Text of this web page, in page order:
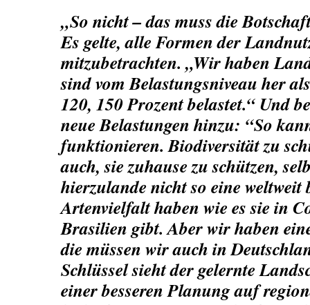
„So nicht – das muss die
Es gelte, alle Formen der
mitzubetrachten. „Wir haben
sind vom Belastungsniveau her
120, 150 Prozent belastet.“ Und
neue Belastungen hinzu: “So
funktionieren. Biodiversität zu
auch, sie zuhause zu schützen,
hierzulande nicht so eine weltweit
Artenvielfalt haben wie es sie in
Brasilien gibt. Aber wir haben
die müssen wir auch in
Schlüssel sieht der gelernte
einer besseren Planung auf